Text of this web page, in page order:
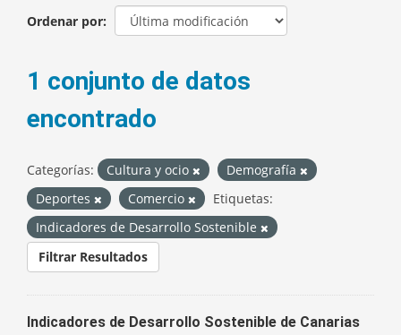
Ordenar por
1 conjunto de datos
encontrado
Categorías: Cultura y ocio
Demografía
Deportes
Comercio
Etiquetas:
Indicadores de Desarrollo Sostenible
Filtrar Resultados
Indicadores de Desarrollo Sostenible de Canarias